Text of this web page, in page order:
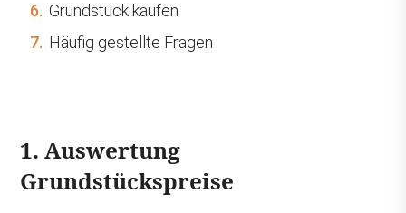
6. Grundstück kaufen
7. Häufig gestellte Fragen
1. Auswertung
Grundstückspreise